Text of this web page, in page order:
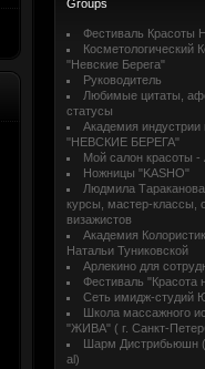
Groups
Фестиваль Красоты
Косметологический
"Невские Берега"
Руководитель
Любимые цитаты,
статусы
Академия индустрии
"НЕВСКИЕ БЕРЕГА"
Мой салон красоты -
Ножницы "KASHO"
Людмила
курсы, мастер-классы,
визажистов
Академия
Натальи Туниковской
Арлекино для
Фестиваль "Красота
Сеть имидж-студий
Школа массажного
"ЖИВА" ( г. Санкт-
Шарм Дистрибьюшн
al)